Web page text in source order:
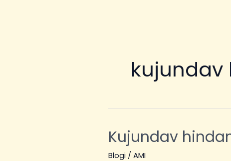
Kujundav
Blogi /AMI
Kujundav
hindamine